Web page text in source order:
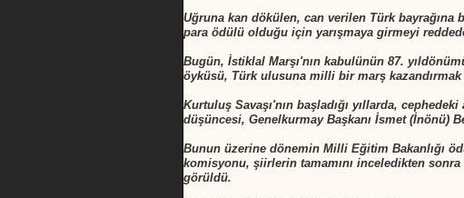
Uğruna kan dökülen, can verilen Türk bayrağına
para ödülü olduğu için yarışmaya girmeyi
Bugün, İstiklal Marşı'nın kabulünün 87.
öyküsü, Türk ulusuna milli bir marş kazandırmak
Kurtuluş Savaşı'nın başladığı yıllarda,
düşüncesi, Genelkurmay Başkanı İsmet (İnönü)
Bunun üzerine dönemin Milli Eğitim Bakanlığı
komisyonu, şiirlerin tamamını inceledikten
görüldü.